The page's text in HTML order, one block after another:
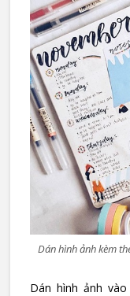
Dán hình ảnh kèm
Dán hình ảnh